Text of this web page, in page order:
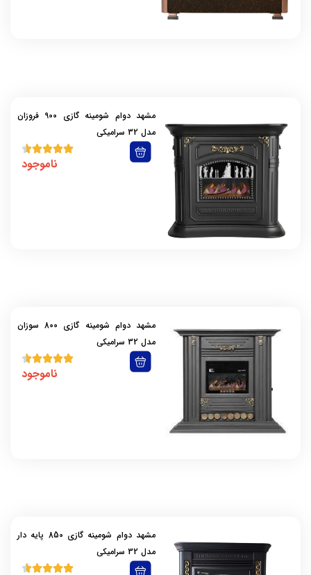
گلدن لوکس
مشهد گرم سوز
نیرو تهویه البرز
نیک کالا
هیتر مشهد ظهور
هیتر نیک گستر ( آرجی)
مشهد دوام شومینه گازی 900 فروزان
مدل 32 سرامیکی
ناموجود
مشهد دوام شومینه گازی 800 سوزان
مدل 32 سرامیکی
ناموجود
مشهد دوام شومینه گازی 850 پایه دار
مدل 32 سرامیکی